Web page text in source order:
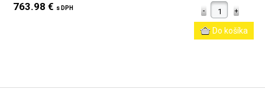
763.98 € s DPH